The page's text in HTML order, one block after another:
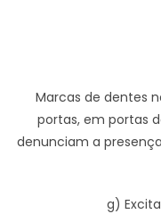
Marcas de dentes
portas, em portas
denunciam a
g)